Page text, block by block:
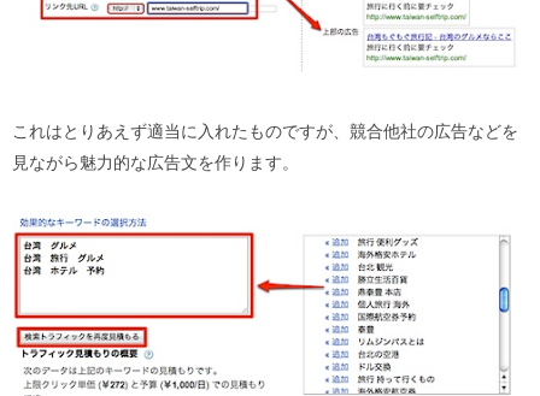
これはとりあえず適当に入れたものですが、競合他社の広告などを
見ながら魅力的な広告文を作ります。